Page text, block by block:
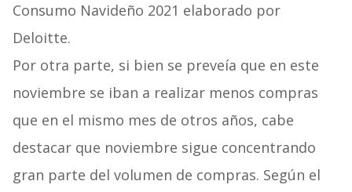
Consumo Navideño 2021 elaborado por
Deloitte.
Por otra parte, si bien se preveía que en este
noviembre se iban a realizar menos compras
que en el mismo mes de otros años, cabe
destacar que noviembre sigue concentrando
gran parte del volumen de compras. Según el